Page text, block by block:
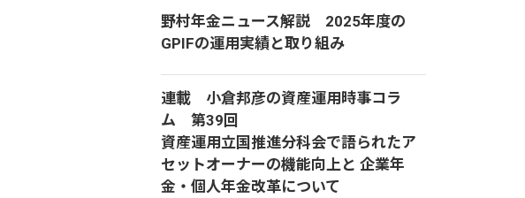
野村年金ニュース解説 2025年度の
GPIFの運用実績と取り組み
連載 小倉邦彦の資産運用時事コラ
ム 第39回
資産運用立国推進分科会で語られたア
セットオーナーの機能向上と 企業年
金・個人年金改革について